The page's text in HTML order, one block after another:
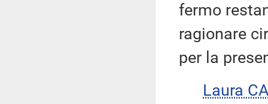
fermo
ragionare
per la
Laura